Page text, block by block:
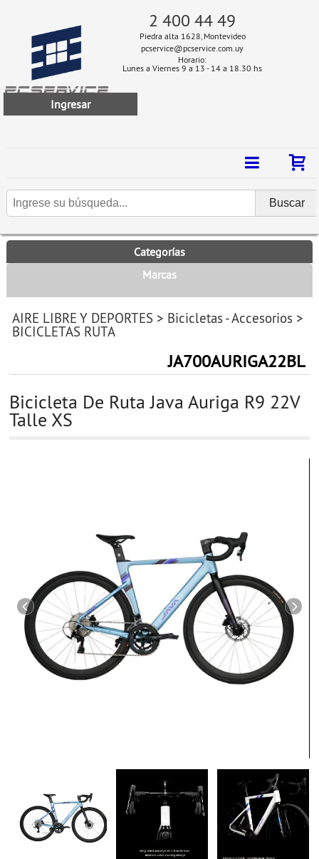
2 400 44 49
Piedra alta 1628, Montevideo
pcservice@pcservice.com.uy
Horario:
Lunes a Viernes 9 a 13 - 14 a 18.30 hs
Ingresar
Categorías
Marcas
AIRE LIBRE Y DEPORTES > Bicicletas - Accesorios >
BICICLETAS RUTA
JA700AURIGA22BL
Bicicleta De Ruta Java Auriga R9 22V
Talle XS